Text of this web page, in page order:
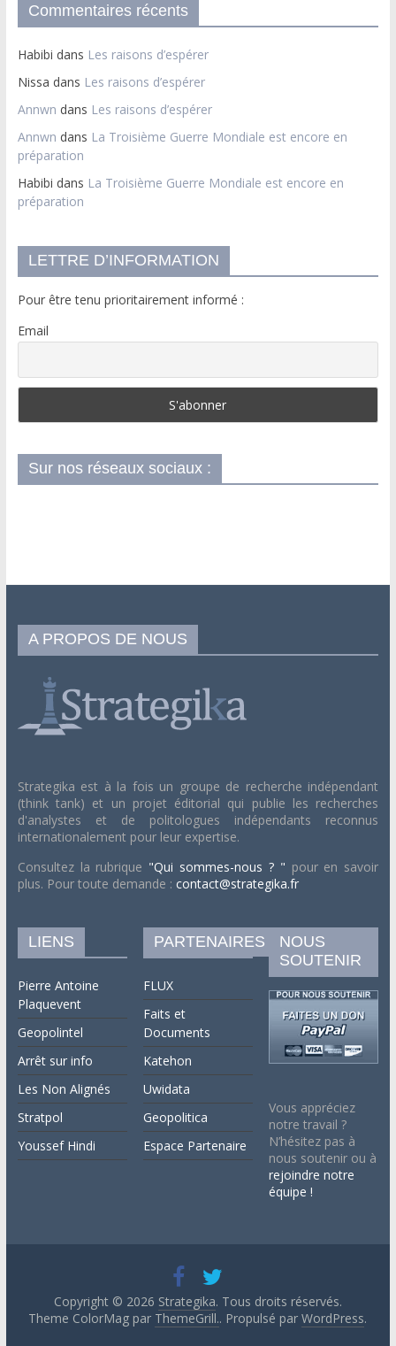
Commentaires récents
Habibi dans Les raisons d’espérer
Nissa dans Les raisons d’espérer
Annwn dans Les raisons d’espérer
Annwn dans La Troisième Guerre Mondiale est encore en
préparation
Habibi dans La Troisième Guerre Mondiale est encore en
préparation
LETTRE D’INFORMATION
Pour être tenu prioritairement informé :
Email
Sur nos réseaux sociaux :
A PROPOS DE NOUS
Strategika est à la fois un groupe de recherche indépendant
(think tank) et un projet éditorial qui publie les recherches
d'analystes et de politologues indépendants reconnus
internationalement pour leur expertise.
Consultez la rubrique "Qui sommes-nous ? " pour en savoir
plus. Pour toute demande : contact@strategika.fr
LIENS
Pierre Antoine
Plaquevent
Geopolintel
Arrêt sur info
Les Non Alignés
Stratpol
Youssef Hindi
PARTENAIRES
FLUX
Faits et
Documents
Katehon
Uwidata
Geopolitica
Espace Partenaire
NOUS
SOUTENIR
Vous appréciez
notre travail ?
N’hésitez pas à
nous soutenir ou à
rejoindre notre
équipe !
Copyright © 2026 Strategika. Tous droits réservés.
Theme ColorMag par ThemeGrill.. Propulsé parWordPress.